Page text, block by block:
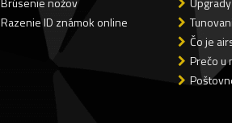
Razenie ID známok online
Čo je
Prečo u